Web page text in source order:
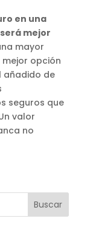
en una
mejor
mayor
opción
de
seguros que
valor
no